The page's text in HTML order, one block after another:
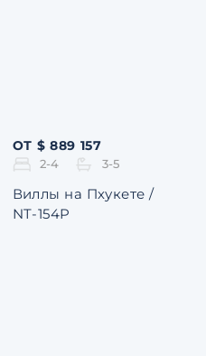
ОТ $ 889 157
2-4 3-5
Виллы на Пхукете /
NT-154P